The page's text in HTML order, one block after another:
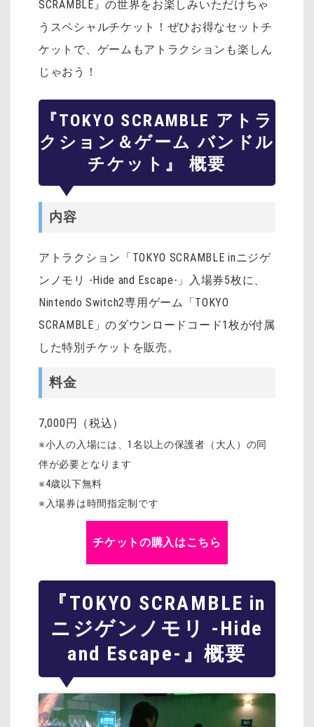
SCRAMBLE』の世界をお楽しみいただけちゃ
うスペシャルチケット！ぜひお得なセットチ
ケットで、ゲームもアトラクションも楽しん
じゃおう！
『TOKYO SCRAMBLE アトラ
クション＆ゲーム バンドル
チケット』 概要
内容
アトラクション「TOKYO SCRAMBLE inニジゲ
ンノモリ -Hide and Escape-」入場券5枚に、
Nintendo Switch2専用ゲーム「TOKYO
SCRAMBLE」のダウンロードコード1枚が付属
した特別チケットを販売。
料金
7,000円（税込）
※小人の入場には、1名以上の保護者（大人）の同
伴が必要となります
※4歳以下無料
※入場券は時間指定制です
チケットの購入はこちら
『TOKYO SCRAMBLE in
ニジゲンノモリ -Hide
and Escape-』概要